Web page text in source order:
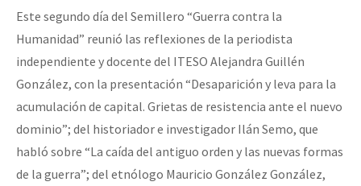
Migración
Mujeres
Niñxs
ETIQUETAS
MULTIMEDIA
“Sonhando a Terra do Bem Virá” se publica no Estado Espanhol
Se o México sabe, que o mundo saiba! Nossas lutas pela
Este segundo día del Semillero “Guerra contra la
Humanidad” reunió las reflexiones de la periodista
independiente y docente del ITESO Alejandra Guillén
González, con la presentación “Desaparición y leva para la
acumulación de capital. Grietas de resistencia ante el nuevo
dominio”; del historiador e investigador Ilán Semo, que
habló sobre “La caída del antiguo orden y las nuevas formas
de la guerra”; del etnólogo Mauricio González González,